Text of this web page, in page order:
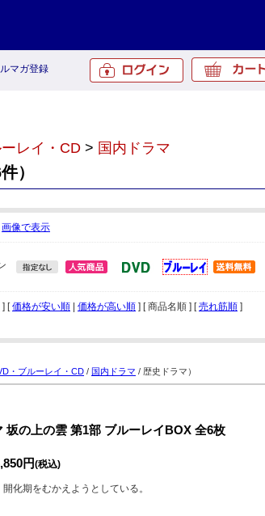
マガ登録
レイ・CD > 国内ドラマ
）
画像で表示
] [価格が安い順 価格が高い順 ] [ 商品名順 ] [売れ筋順 ]
・ブルーレイ・CD / 国内ドラマ / 歴史ドラマ）
坂の上の雲 第1部 ブルーレイBOX 全6枚
円(税込)
化期をむかえようとしている。